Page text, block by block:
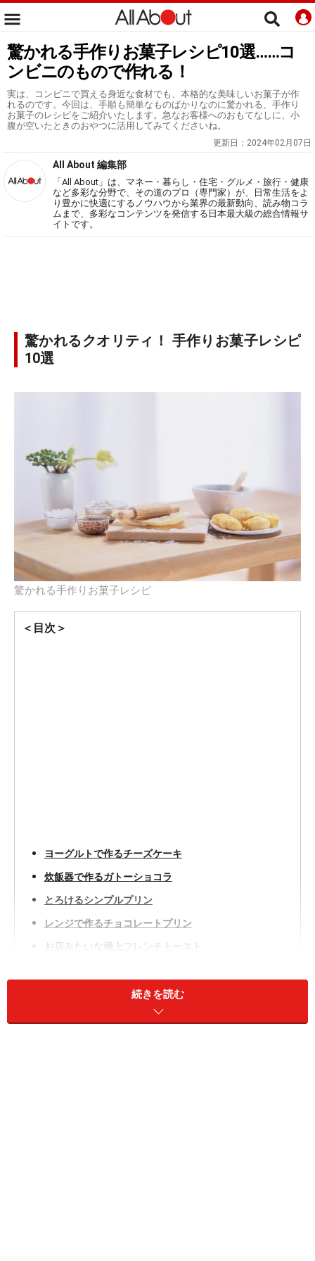
驚かれる手作りお菓子レシピ10選……コ
ンビニのもので作れる！
実は、コンビニで買える身近な食材でも、本格的な美味しいお菓子が作
れるのです。今回は、手順も簡単なものばかりなのに驚かれる、手作り
お菓子のレシピをご紹介いたします。急なお客様へのおもてなしに、小
腹が空いたときのおやつに活用してみてくださいね。
更新日： 2024年02月07日
All About 編集部
「All About」は、マネー・暮らし・住宅・グルメ・旅行・健康
など多彩な分野で、その道のプロ（専門家）が、日常生活をよ
り豊かに快適にするノウハウから業界の最新動向、読み物コラ
ムまで、多彩なコンテンツを発信する日本最大級の総合情報サ
イトです。
驚かれるクオリティ！ 手作りお菓子レシピ
10選
驚かれる手作りお菓子レシピ
＜目次＞
ヨーグルトで作るチーズケーキ
炊飯器で作るガトーショコラ
とろけるシンプルプリン
レンジで作るチョコレートプリン
お店みたいな極上フレンチトースト
外はサクサク、中はふわふわ、チョコベリースコーン
5分でできるチョコレートバー
続きを読む